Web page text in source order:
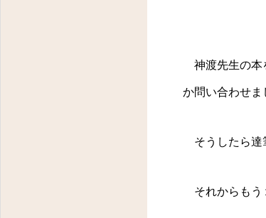
神渡先生の本
か問い合わせま
そうしたら達
それからもう